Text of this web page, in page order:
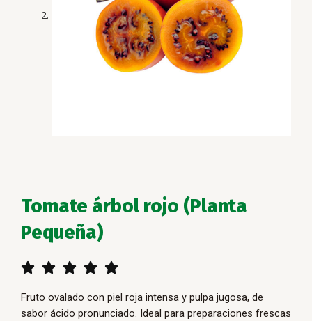
Tomate árbol rojo (Planta
Pequeña)
    5/5
Fruto ovalado con piel roja intensa y pulpa jugosa, de
sabor ácido pronunciado. Ideal para preparaciones frescas